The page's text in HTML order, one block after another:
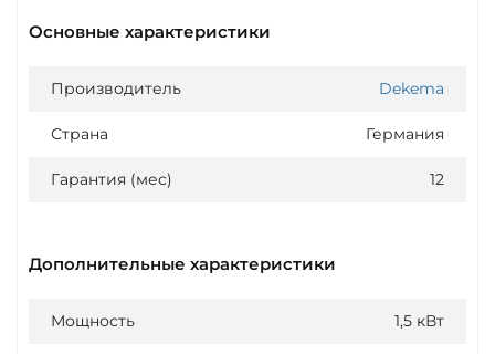
Основные характеристики
Производитель Dekema
Страна Германия
Гарантия (мес) 12
Дополнительные характеристики
Мощность 1,5 кВт